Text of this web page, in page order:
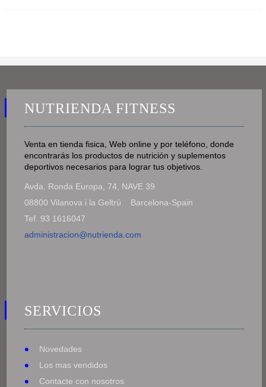
NUTRIENDA FITNESS
Venta en tienda fisica, Web online y por teléfono, donde
encontrarás los productos de nutrición y suplementos
deportivos necesarios para lograr tus objetivos.
Avda. Ronda Europa, 74, NAVE 39
08800 Vilanova i la Geltrú Barcelona-Spain
Tef. 93 1616047
administracion@nutrienda.com
SERVICIOS
Novedades
Los mas vendidos
Contacte con nosotros